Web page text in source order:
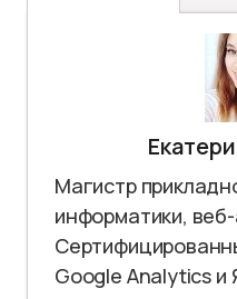
Магистр
информатики,
Google Аnalytics и